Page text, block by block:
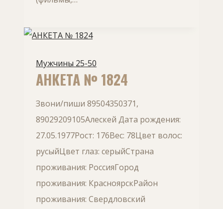
Мужчины 25-50
АНКЕТА № 1824
Звони/пиши 89504350371,
89029209105Алескей Дата рождения:
27.05.1977Рост: 176Вес: 78Цвет волос:
русыйЦвет глаз: серыйСтрана
проживания: РоссияГород
проживания: КрасноярскРайон
проживания: Свердловский